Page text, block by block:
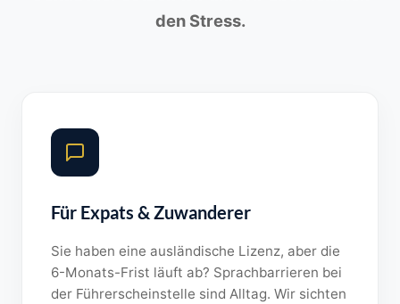
den Stress.
Für Expats & Zuwanderer
Sie haben eine ausländische Lizenz, aber die
6-Monats-Frist läuft ab? Sprachbarrieren bei
der Führerscheinstelle sind Alltag. Wir sichten